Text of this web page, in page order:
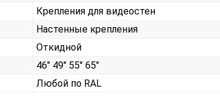
Крепления для видеостен
Настенные крепления
Откидной
46" 49" 55" 65"
Любой по RAL